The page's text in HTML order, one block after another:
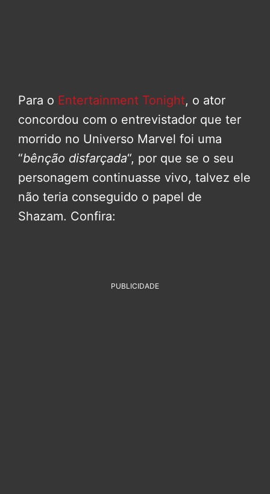
Para o Entertainment Tonight, o ator
concordou com o entrevistador que ter
morrido no Universo Marvel foi uma
“bênção disfarçada“, por que se o seu
personagem continuasse vivo, talvez ele
não teria conseguido o papel de
Shazam. Confira:
PUBLICIDADE